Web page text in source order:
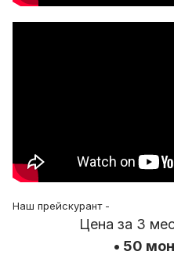
Наш прейскурант -
Цена за 3
• 50